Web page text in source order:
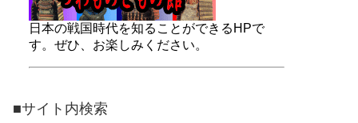
日本の戦国時代を知ることができるHPで
す。ぜひ、お楽しみください。
■サイト内検索